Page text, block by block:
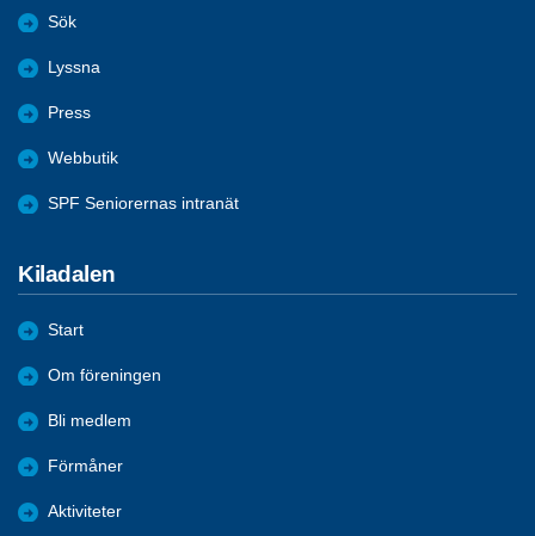
Sök
Lyssna
Press
Webbutik
SPF Seniorernas intranät
Kiladalen
Start
Om föreningen
Bli medlem
Förmåner
Aktiviteter